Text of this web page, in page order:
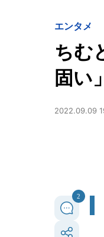
エンタメ
ちむ
固い
2022.09.09
2